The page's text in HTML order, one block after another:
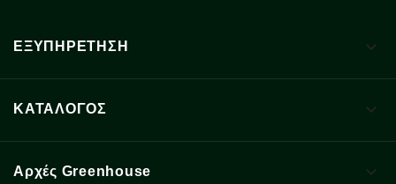
ΕΞΥΠΗΡΕΤΗΣΗ 
ΚΑΤΑΛΟΓΟΣ 
Αρχές Greenhouse 